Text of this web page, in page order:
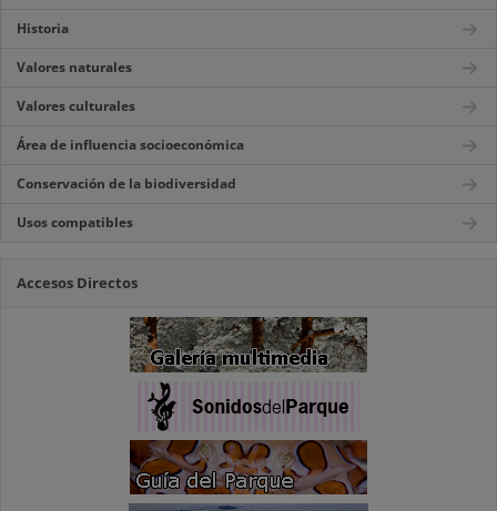
Historia
Valores naturales
Valores culturales
Área de influencia socioeconómica
Conservación de la biodiversidad
Usos compatibles
Accesos Directos